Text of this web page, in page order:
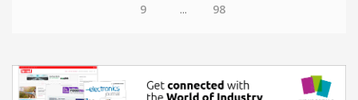
9 ... 98